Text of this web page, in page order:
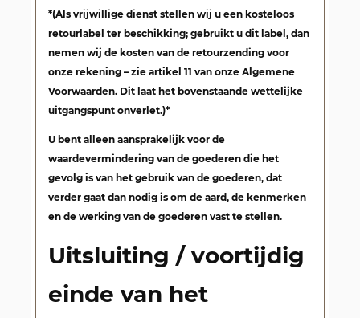
*(Als vrijwillige dienst stellen wij u een kosteloos
retourlabel ter beschikking; gebruikt u dit label, dan
nemen wij de kosten van de retourzending voor
onze rekening – zie artikel 11 van onze Algemene
Voorwaarden. Dit laat het bovenstaande wettelijke
uitgangspunt onverlet.)*
U bent alleen aansprakelijk voor de
waardevermindering van de goederen die het
gevolg is van het gebruik van de goederen, dat
verder gaat dan nodig is om de aard, de kenmerken
en de werking van de goederen vast te stellen.
Uitsluiting / voortijdig
einde van het